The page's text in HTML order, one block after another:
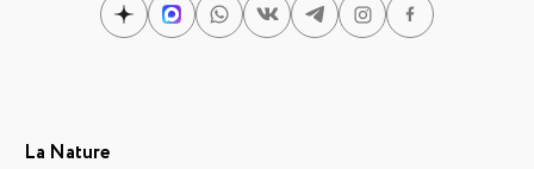
La Nature